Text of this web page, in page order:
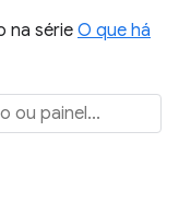
na série O que há